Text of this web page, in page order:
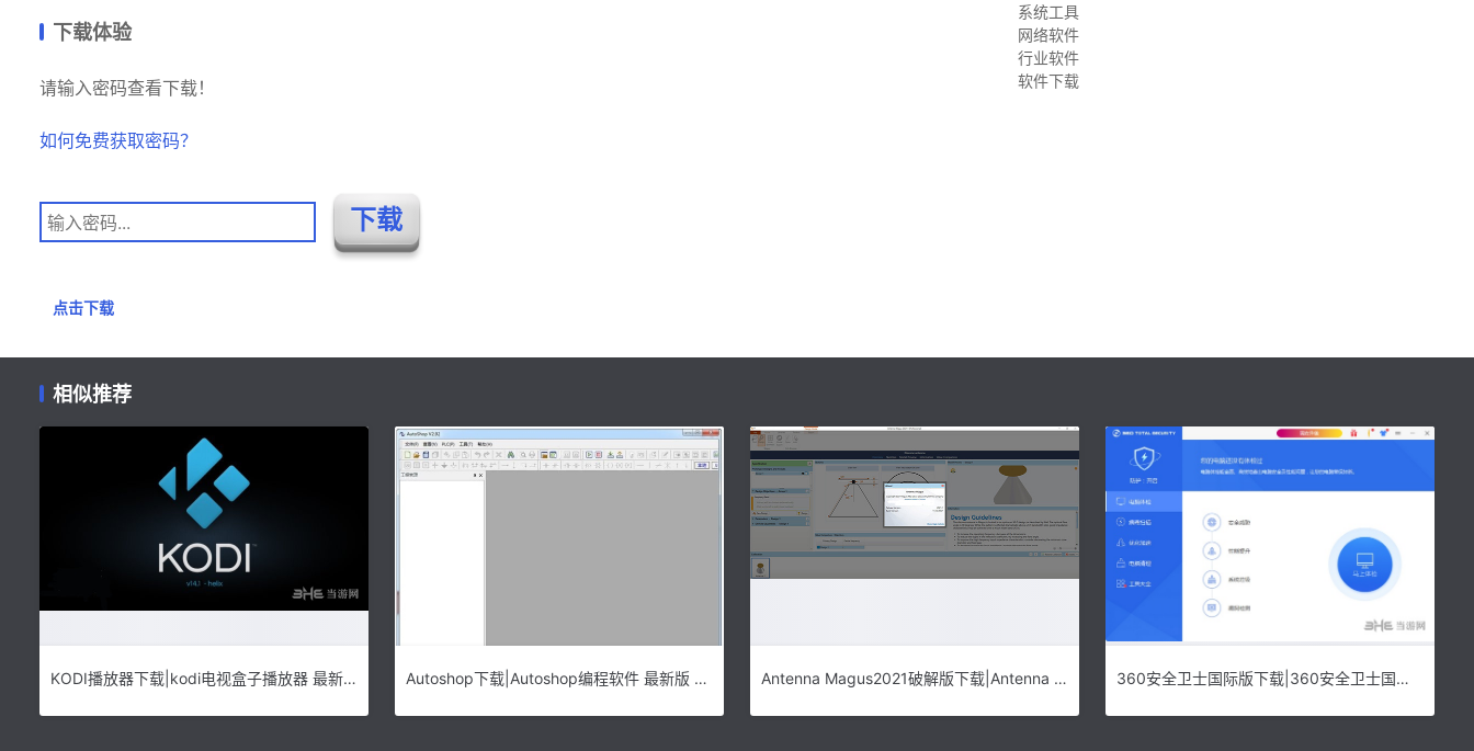
下载体验
请输入密码查看下载！
如何免费获取密码？
点击下载
系统工具
网络软件
行业软件
软件下载
相似推荐
KODI播放器下载|kodi电视盒子播放器 最新官方版V18.5下载 Autoshop下载|Autoshop编程软件 最新版 v3.02下载 Antenna Magus2021破解版下载|Antenna Magus Pro 2021 专业破解版下载 360安全卫士国际版下载|360安全卫士国际版 官方最新版V10.6.0.1207下载